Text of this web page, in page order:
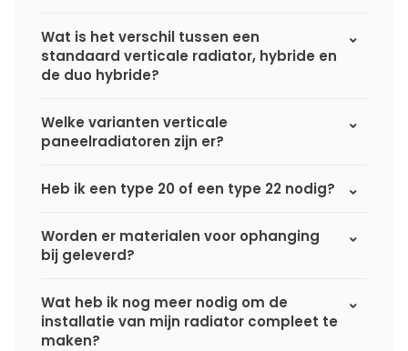
Wat is het verschil tussen een
standaard verticale radiator, hybride en
de duo hybride?
Welke varianten verticale
paneelradiatoren zijn er?
Heb ik een type 20 of een type 22 nodig?
Worden er materialen voor ophanging
bij geleverd?
Wat heb ik nog meer nodig om de
installatie van mijn radiator compleet te
maken?